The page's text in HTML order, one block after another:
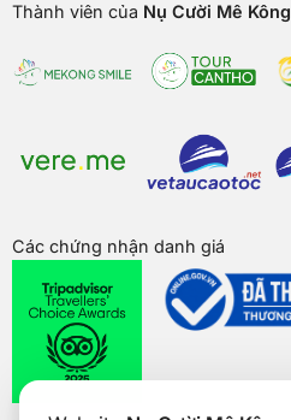
Thành viên của Nụ Cười Mê Kông
Các chứng nhận danh giá